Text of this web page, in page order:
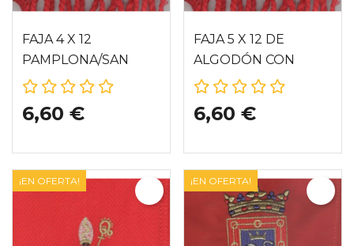
FAJA 4 X 12
PAMPLONA/SAN
FERMIN
6,60 €
FAJA 5 X 12 DE
ALGODÓN CON
PAMPLONA/SAN
6,60 €
¡EN OFERTA! ¡EN OFERTA!